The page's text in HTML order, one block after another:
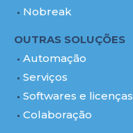
Nobreak
OUTRAS SOLUÇÕES
Automação
Serviços
Softwares e licenças
Colaboração